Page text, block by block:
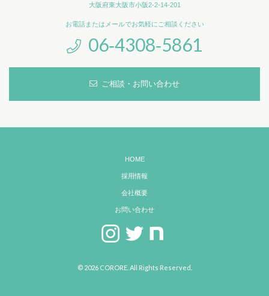
大阪府東大阪市小阪2-2-14-201
お電話またはメールでお気軽にご相談ください
06‐4308‐5861
ご相談・お問い合わせ
HOME
採用情報
会社概要
お問い合わせ
© 2026 CORORE. All Rights Reserved.